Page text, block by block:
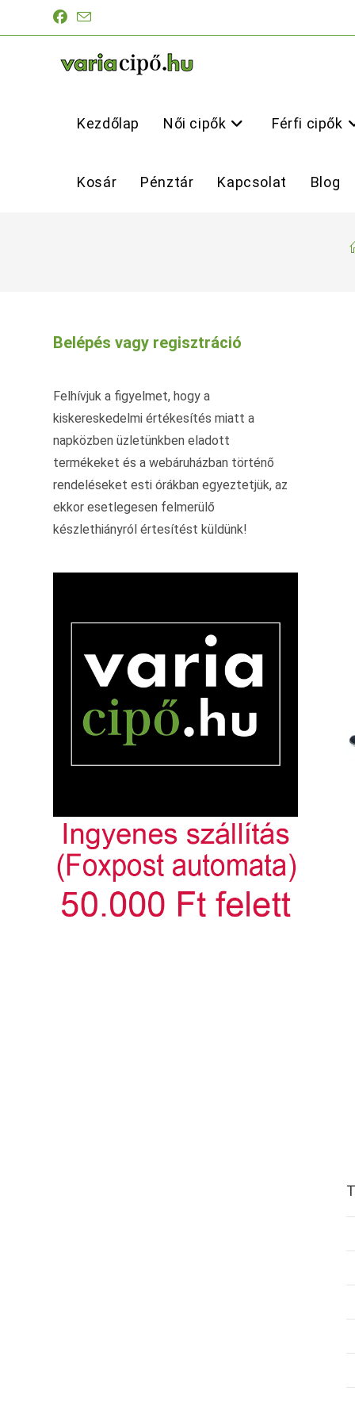
Kezdőlap Női cipők Férfi cipők
Kosár Pénztár Kapcsolat Blog
Belépés vagy regisztráció
Felhívjuk a figyelmet, hogy a
kiskereskedelmi értékesítés miatt a
napközben üzletünkben eladott
termékeket és a webáruházban történő
rendeléseket esti órákban egyeztetjük, az
ekkor esetlegesen felmerülő
készlethiányról értesítést küldünk!